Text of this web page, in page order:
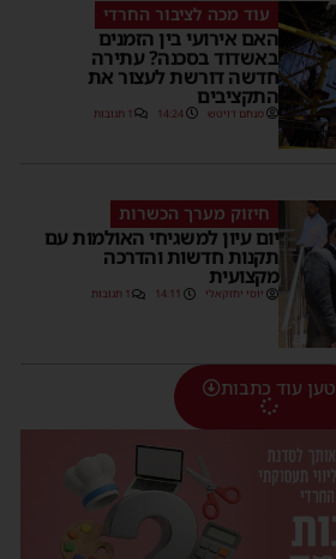
עוד מכה לציבור החרדי
האם אירועי בין הזמנים
באשדוד בסכנה? עתירה
חדשה דורשת לעצור את
התקציבים
מנחם דויטש 14:24 1 תגובות
חיזוק מערך הכשרות
יום עיון למשגיחי האולמות עם
תקנות חדשות והדרכה
מקצועית
יוסי יחזקאלי 14:11 1 תגובות
טען עוד כתבות